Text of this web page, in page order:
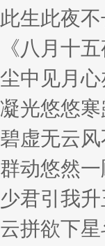
此生此夜
《八月十
尘中见月
凝光悠悠
碧虚无云
群动悠然
少君引我
云拼欲下